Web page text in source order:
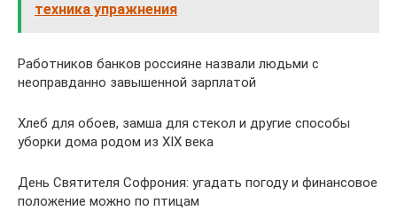
техника упражнения
Работников банков россияне назвали людьми с
неоправданно завышенной зарплатой
Хлеб для обоев, замша для стекол и другие способы
уборки дома родом из XIX века
День Святителя Софрония: угадать погоду и финансовое
положение можно по птицам